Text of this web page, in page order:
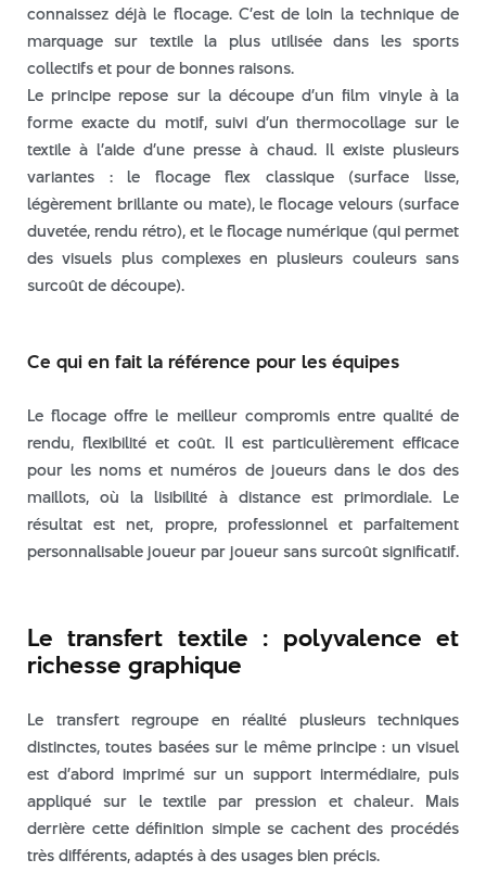
connaissez déjà le flocage. C’est de loin la technique de
marquage sur textile la plus utilisée dans les sports
collectifs et pour de bonnes raisons.
Le principe repose sur la découpe d’un film vinyle à la
forme exacte du motif, suivi d’un thermocollage sur le
textile à l’aide d’une presse à chaud. Il existe plusieurs
variantes : le flocage flex classique (surface lisse,
légèrement brillante ou mate), le flocage velours (surface
duvetée, rendu rétro), et le flocage numérique (qui permet
des visuels plus complexes en plusieurs couleurs sans
surcoût de découpe).
Ce qui en fait la référence pour les équipes
Le flocage offre le meilleur compromis entre qualité de
rendu, flexibilité et coût. Il est particulièrement efficace
pour les noms et numéros de joueurs dans le dos des
maillots, où la lisibilité à distance est primordiale. Le
résultat est net, propre, professionnel et parfaitement
personnalisable joueur par joueur sans surcoût significatif.
Le transfert textile : polyvalence et
richesse graphique
Le transfert regroupe en réalité plusieurs techniques
distinctes, toutes basées sur le même principe : un visuel
est d’abord imprimé sur un support intermédiaire, puis
appliqué sur le textile par pression et chaleur. Mais
derrière cette définition simple se cachent des procédés
très différents, adaptés à des usages bien précis.